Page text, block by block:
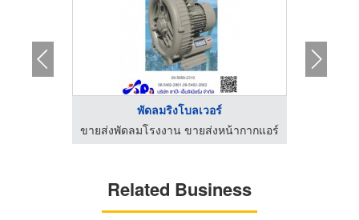
พัดลมริงโบลเวอร์
ขายส่งพัดลมโรงงาน ขายส่งหน้ากากแอร์
Related Business